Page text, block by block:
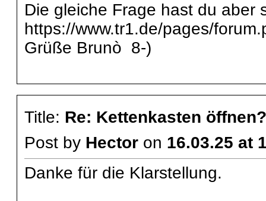
Die gleiche Frage hast du
https://www.tr1.de/pages/
Grüße Brunò 8-)
Title: Re: Kettenkasten öffnen?
Post by Hectoron 16.03.25 at
Danke für die Klarstellung.